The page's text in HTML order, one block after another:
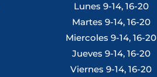
Lunes 9-14, 16-20
Martes 9-14, 16-20
Miercoles 9-14, 16-20
Jueves 9-14, 16-20
Viernes 9-14, 16-20